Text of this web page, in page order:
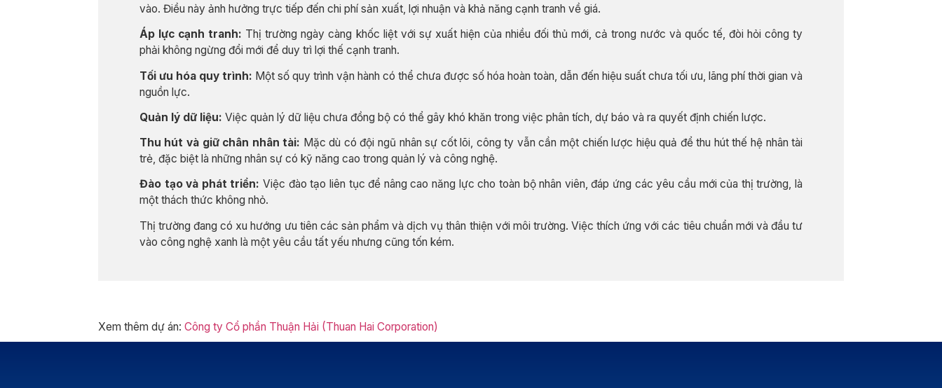
vào. Điều này ảnh hưởng trực tiếp đến chi phí sản xuất, lợi nhuận và khả năng cạnh tranh về giá.
Áp lực cạnh tranh: Thị trường ngày càng khốc liệt với sự xuất hiện của nhiều đối thủ mới, cả trong nước và quốc tế, đòi hỏi công ty
phải không ngừng đổi mới để duy trì lợi thế cạnh tranh.
Tối ưu hóa quy trình: Một số quy trình vận hành có thể chưa được số hóa hoàn toàn, dẫn đến hiệu suất chưa tối ưu, lãng phí thời gian và
nguồn lực.
Quản lý dữ liệu: Việc quản lý dữ liệu chưa đồng bộ có thể gây khó khăn trong việc phân tích, dự báo và ra quyết định chiến lược.
Thu hút và giữ chân nhân tài: Mặc dù có đội ngũ nhân sự cốt lõi, công ty vẫn cần một chiến lược hiệu quả để thu hút thế hệ nhân tài
trẻ, đặc biệt là những nhân sự có kỹ năng cao trong quản lý và công nghệ.
Đào tạo và phát triển: Việc đào tạo liên tục để nâng cao năng lực cho toàn bộ nhân viên, đáp ứng các yêu cầu mới của thị trường, là
một thách thức không nhỏ.
Thị trường đang có xu hướng ưu tiên các sản phẩm và dịch vụ thân thiện với môi trường. Việc thích ứng với các tiêu chuẩn mới và đầu tư
vào công nghệ xanh là một yêu cầu tất yếu nhưng cũng tốn kém.
Xem thêm dự án: Công ty Cổ phần Thuận Hải (Thuan Hai Corporation)